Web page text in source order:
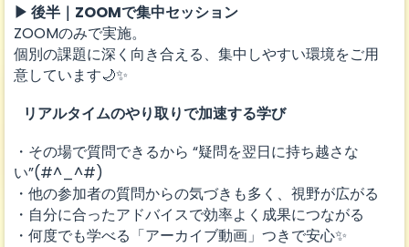
▶ 後半｜ZOOMで集中セッション
ZOOMのみで実施。
個別の課題に深く向き合える、集中しやすい環境をご用
意しています🌙✨
リアルタイムのやり取りで加速する学び
・その場で質問できるから “疑問を翌日に持ち越さな
い”(#^_^#)
・他の参加者の質問からの気づきも多く、視野が広がる
・自分に合ったアドバイスで効率よく成果につながる
・何度でも学べる「アーカイブ動画」つきで安心✨